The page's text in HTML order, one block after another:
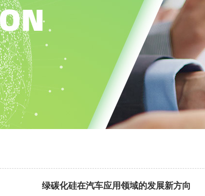
绿碳化硅在汽车应用领域的发展新方向